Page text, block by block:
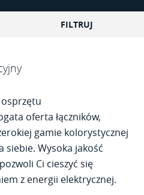
FILTRUJ
oferta łączników,
gamie kolorystycznej
siebie. Wysoka jakość
Ci cieszyć się
z energii elektrycznej.